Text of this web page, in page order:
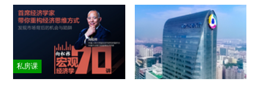
私房课